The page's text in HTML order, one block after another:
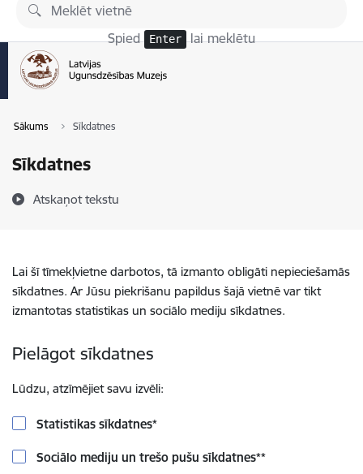
Pāriet uz lapas saturu
Spied Enter lai meklētu
Sākums Sīkdatnes
Sīkdatnes
Atskaņot tekstu
Lai šī tīmekļvietne darbotos, tā izmanto obligāti nepieciešamās
sīkdatnes. Ar Jūsu piekrišanu papildus šajā vietnē var tikt
izmantotas statistikas un sociālo mediju sīkdatnes.
Pielāgot sīkdatnes
Lūdzu, atzīmējiet savu izvēli:
Statistikas sīkdatnes*
Sociālo mediju un trešo pušu sīkdatnes**